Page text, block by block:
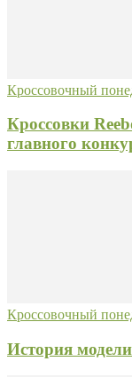
Кроссовочный
Кроссовки
главного
Кроссовочный
История